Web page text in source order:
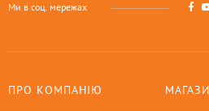
Ми в соц. мережах
ПРО КОМПАНІЮ